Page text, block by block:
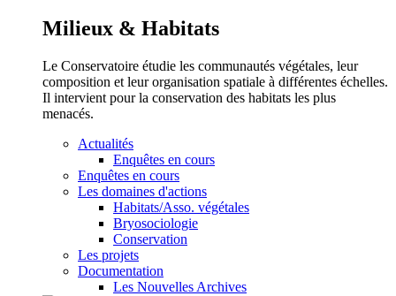
Milieux & Habitats
Le Conservatoire étudie les communautés végétales, leur
composition et leur organisation spatiale à différentes échelles.
Il intervient pour la conservation des habitats les plus
menacés.
Actualités
Enquêtes en cours
Enquêtes en cours
Les domaines d'actions
Habitats/Asso. végétales
Bryosociologie
Conservation
Les projets
Documentation
Les Nouvelles Archives